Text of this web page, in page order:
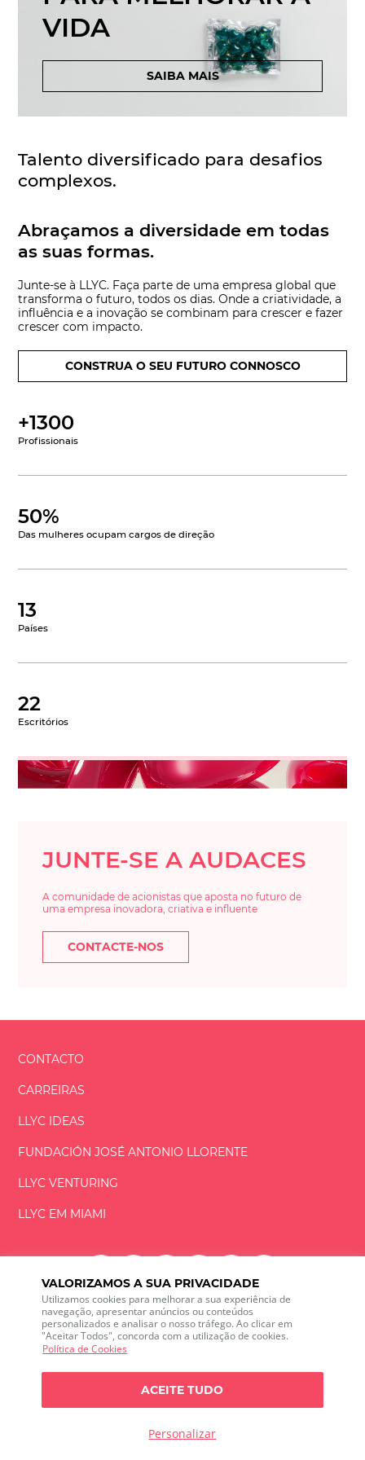
VALORIZAMOS A SUA PRIVACIDADE
Utilizamos cookies para melhorar a sua experiência de
navegação, apresentar anúncios ou conteúdos
personalizados e analisar o nosso tráfego. Ao clicar em
"Aceitar Todos", concorda com a utilização de cookies.
Política de Cookies
Personalizar
ACEITE TUDO
VIDA
SAIBA MAIS
Talento diversificado para desafios
complexos.
Abraçamos a diversidade em todas
as suas formas.
Junte-se à LLYC. Faça parte de uma empresa global que
transforma o futuro, todos os dias. Onde a criatividade, a
influência e a inovação se combinam para crescer e fazer
crescer com impacto.
CONSTRUA O SEU FUTURO CONNOSCO
+1300
Profissionais
50%
Das mulheres ocupam cargos de direção
13
Países
22
Escritórios
JUNTE-SE A AUDACES
A comunidade de acionistas que aposta no futuro de
uma empresa inovadora, criativa e influente
CONTACTE-NOS
CONTACTO
CARREIRAS
LLYC IDEAS
FUNDACIÓNJOSÉ ANTONIO LLORENTE
LLYC VENTURING
LLYC EM MIAMI
LLYC © 2026 Todos os direitos reservados
ES EN PT BR
600 Brickell Avenue, Suite 2125 Miami, Florida 33131
Política de Privacidade
Política de Privacidade sobre escuta das redes sociais